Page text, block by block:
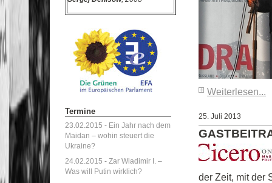
Weiterlesen...
25. Juli 2013
der Zeit, mit der
Termine
23.02.2015 - Ein Jahr nach dem
Maidan – wohin steuert die
Ukraine?
24.02.2015 - Zar Wladimir I. –
Was will Putin wirklich?